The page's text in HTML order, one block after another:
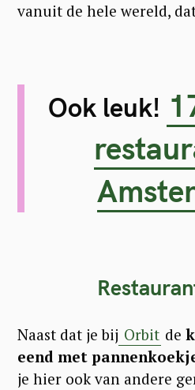
vanuit de hele wereld,
Ook leuk!
Naast dat je bij Orbit de
eend met
je hier ook van andere